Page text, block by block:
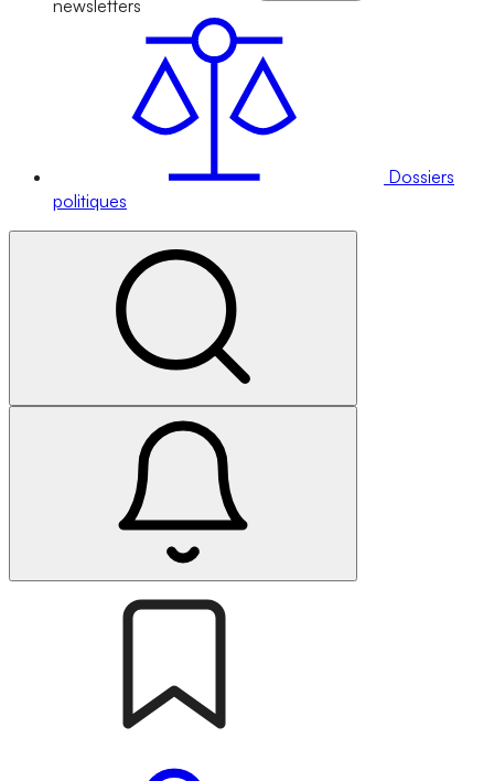
newsletters
Dossiers
politiques